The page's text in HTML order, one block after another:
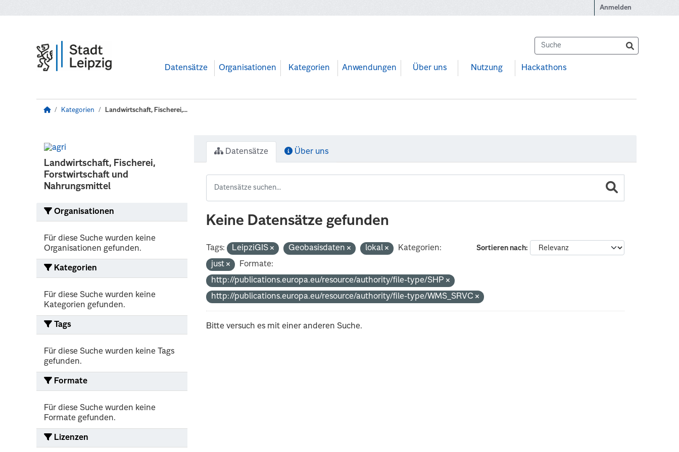
Anmelden
Datensätze Organisationen Kategorien Anwendungen Über uns Nutzung Hackathons
Kategorien Landwirtschaft, Fischerei,...
Landwirtschaft, Fischerei,
Forstwirtschaft und
Nahrungsmittel
Organisationen
Für diese Suche wurden keine
Organisationen gefunden.
Kategorien
Für diese Suche wurden keine
Kategorien gefunden.
Tags
Für diese Suche wurden keine Tags
gefunden.
Formate
Für diese Suche wurden keine
Formate gefunden.
Lizenzen
Datensätze Über uns
Keine Datensätze gefunden
Sortieren nach
Tags: LeipziGIS Geobasisdaten lokal
Kategorien:
just
Formate:
http://publications.europa.eu/resource/authority/file-type/SHP
http://publications.europa.eu/resource/authority/file-type/WMS_SRVC
Bitte versuch es mit einer anderen Suche.